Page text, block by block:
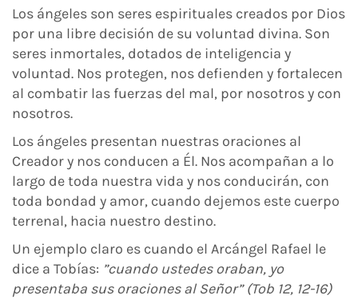
Los ángeles son seres espirituales creados por Dios
por una libre decisión de su voluntad divina. Son
seres inmortales, dotados de inteligencia y
voluntad. Nos protegen, nos defienden y fortalecen
al combatir las fuerzas del mal, por nosotros y con
nosotros.
Los ángeles presentan nuestras oraciones al
Creador y nos conducen a Él. Nos acompañan a lo
largo de toda nuestra vida y nos conducirán, con
toda bondad y amor, cuando dejemos este cuerpo
terrenal, hacia nuestro destino.
Un ejemplo claro es cuando el Arcángel Rafael le
dice a Tobías: ”cuando ustedes oraban, yo
presentaba sus oraciones al Señor” (Tob 12, 12-16)